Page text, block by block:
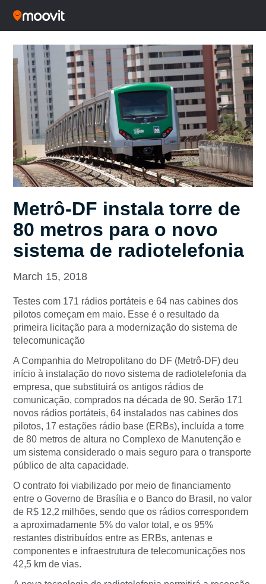
Metrô-DF instala torre de
80 metros para o novo
sistema de radiotelefonia
March 15, 2018
Testes com 171 rádios portáteis e 64 nas cabines dos
pilotos começam em maio. Esse é o resultado da
primeira licitação para a modernização do sistema de
telecomunicação
A Companhia do Metropolitano do DF (Metrô-DF) deu
início à instalação do novo sistema de radiotelefonia da
empresa, que substituirá os antigos rádios de
comunicação, comprados na década de 90. Serão 171
novos rádios portáteis, 64 instalados nas cabines dos
pilotos, 17 estações rádio base (ERBs), incluída a torre
de 80 metros de altura no Complexo de Manutenção e
um sistema considerado o mais seguro para o transporte
público de alta capacidade.
O contrato foi viabilizado por meio de financiamento
entre o Governo de Brasília e o Banco do Brasil, no valor
de R$ 12,2 milhões, sendo que os rádios correspondem
a aproximadamente 5% do valor total, e os 95%
restantes distribuídos entre as ERBs, antenas e
componentes e infraestrutura de telecomunicações nos
42,5 km de vias.